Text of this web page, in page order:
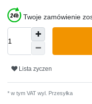
Twoje zamówienie
Lista zyczen
* w tym VAT wyl. Przesyłka